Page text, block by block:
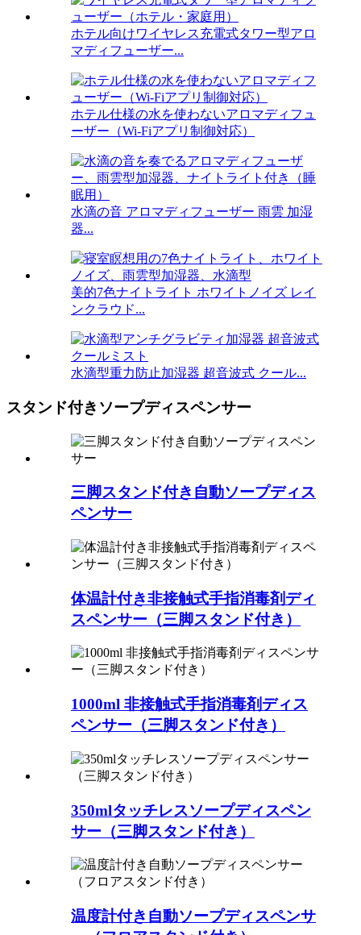
ホテル向けワイヤレス充電式タワー型アロ
マディフューザー...
ホテル仕様の水を使わないアロマディフュ
ーザー（Wi-Fiアプリ制御対応）
水滴の音 アロマディフューザー 雨雲 加湿
器...
美的7色ナイトライト ホワイトノイズ レイ
ンクラウド...
水滴型重力防止加湿器 超音波式 クール...
スタンド付きソープディスペンサー
三脚スタンド付き自動ソープディス
ペンサー
体温計付き非接触式手指消毒剤ディ
スペンサー（三脚スタンド付き）
1000ml 非接触式手指消毒剤ディス
ペンサー（三脚スタンド付き）
350mlタッチレスソープディスペン
サー（三脚スタンド付き）
温度計付き自動ソープディスペンサ